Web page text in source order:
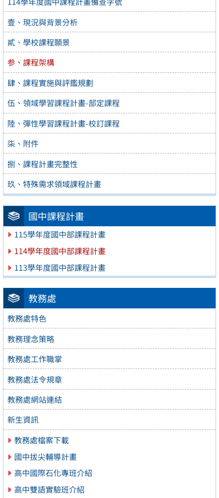
壹、現況與背景分析
貳、學校課程願景
参、課程架構
肆、課程實施與評鑑規劃
伍、領域學習課程計畫-部定課程
陸、彈性學習課程計畫-校訂課程
柒、附件
捌、課程計畫完整性
玖、特殊需求領域課程計畫
國中課程計畫
115學年度國中部課程計畫
114學年度國中部課程計畫
113學年度國中部課程計畫
教務處
教務處特色
教務理念策略
教務處工作職掌
教務處法令規章
教務處網站連結
新生資訊
教務處檔案下載
國中拔尖輔導計畫
高中國際石化專班介紹
高中雙語實驗班介紹